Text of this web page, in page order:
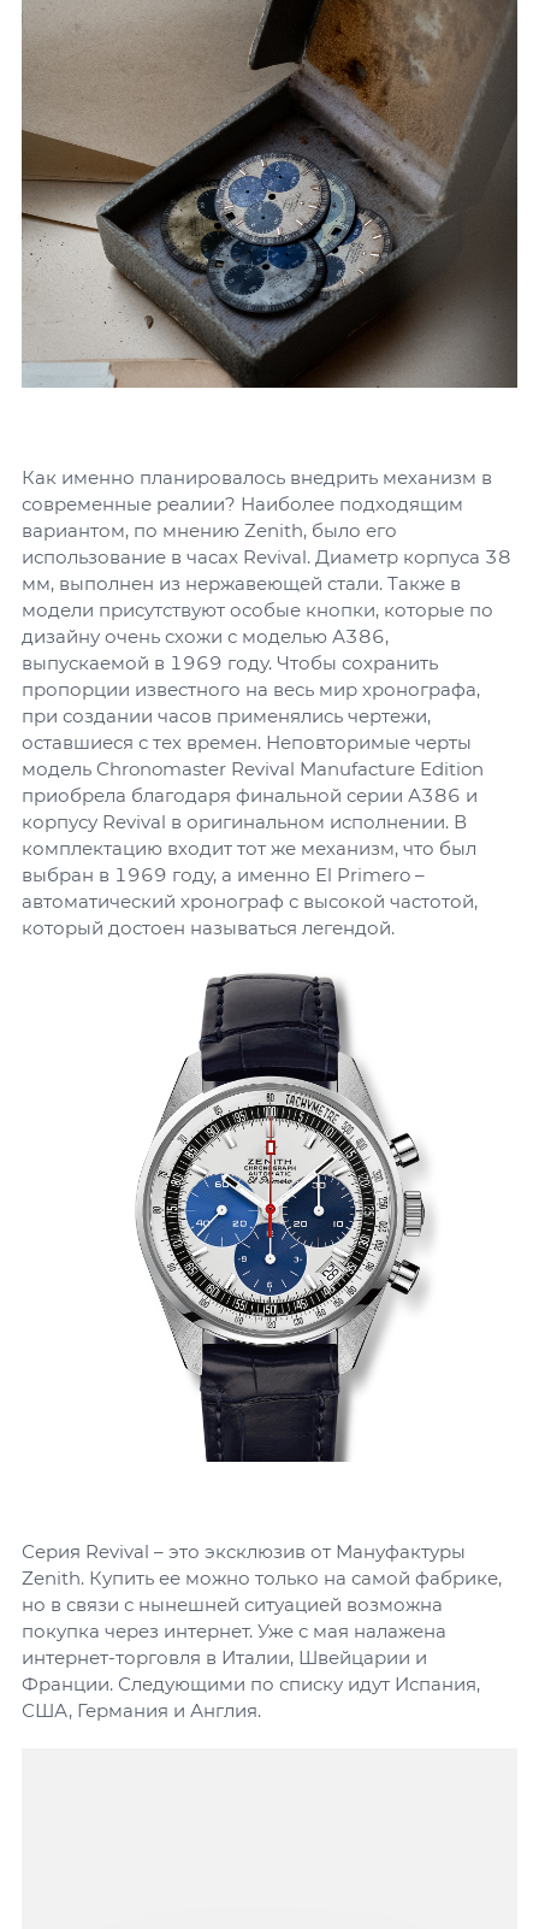
Как именно планировалось внедрить механизм в
современные реалии? Наиболее подходящим
вариантом, по мнению Zenith, было его
использование в часах Revival. Диаметр корпуса 38
мм, выполнен из нержавеющей стали. Также в
модели присутствуют особые кнопки, которые по
дизайну очень схожи с моделью А386,
выпускаемой в 1969 году. Чтобы сохранить
пропорции известного на весь мир хронографа,
при создании часов применялись чертежи,
оставшиеся с тех времен. Неповторимые черты
модель Chronomaster Revival Manufacture Edition
приобрела благодаря финальной серии А386 и
корпусу Revival в оригинальном исполнении. В
комплектацию входит тот же механизм, что был
выбран в 1969 году, а именно El Primero –
автоматический хронограф с высокой частотой,
который достоен называться легендой.
Серия Revival – это эксклюзив от Мануфактуры
Zenith. Купить ее можно только на самой фабрике,
но в связи с нынешней ситуацией возможна
покупка через интернет. Уже с мая налажена
интернет-торговля в Италии, Швейцарии и
Франции. Следующими по списку идут Испания,
США, Германия и Англия.